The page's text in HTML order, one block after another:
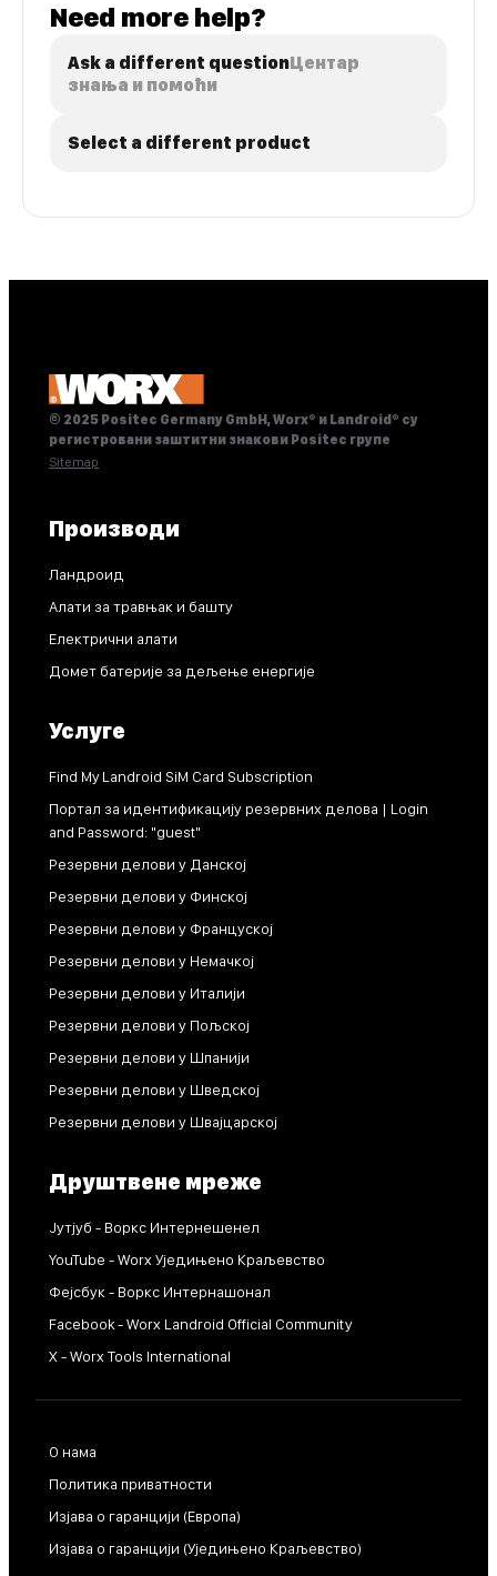
Need more help?
Ask a different questionЦентар
знања и помоћи
Select a different product
© 2025 Positec Germany GmbH, Worx® и Landroid® су
регистровани заштитни знакови Positec групе
Sitemap
Производи
Ландроид
Алати за травњак и башту
Електрични алати
Домет батерије за дељење енергије
Услуге
Find My Landroid SiM Card Subscription
Портал за идентификацију резервних делова | Login
and Password: "guest"
Резервни делови у Данској
Резервни делови у Финској
Резервни делови у Француској
Резервни делови у Немачкој
Резервни делови у Италији
Резервни делови у Пољској
Резервни делови у Шпанији
Резервни делови у Шведској
Резервни делови у Швајцарској
Друштвене мреже
Јутјуб - Воркс Интернешенел
YouTube - Worx Уједињено Краљевство
Фејсбук - Воркс Интернашонал
Facebook - Worx Landroid Official Community
X - Worx Tools International
О нама
Политика приватности
Изјава о гаранцији (Европа)
Изјава о гаранцији (Уједињено Краљевство)